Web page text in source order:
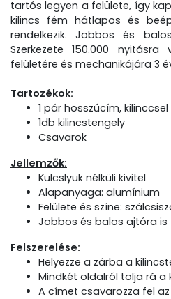
tartós legyen a felülete, így
kilincs fém hátlapos és
rendelkezik. Jobbos és
Szerkezete 150.000
felületére és mechanikájára 3
Tartozékok:
1 pár hosszúcím, kilinccsel
1db kilincstengely
Csavarok
Jellemzők:
Kulcslyuk nélküli kivitel
Alapanyaga: alumínium
Felülete és színe:
Jobbos és balos ajtóra is
Felszerelése:
Helyezze a zárba a
Mindkét oldalról tolja rá a
A címet csavarozza fel